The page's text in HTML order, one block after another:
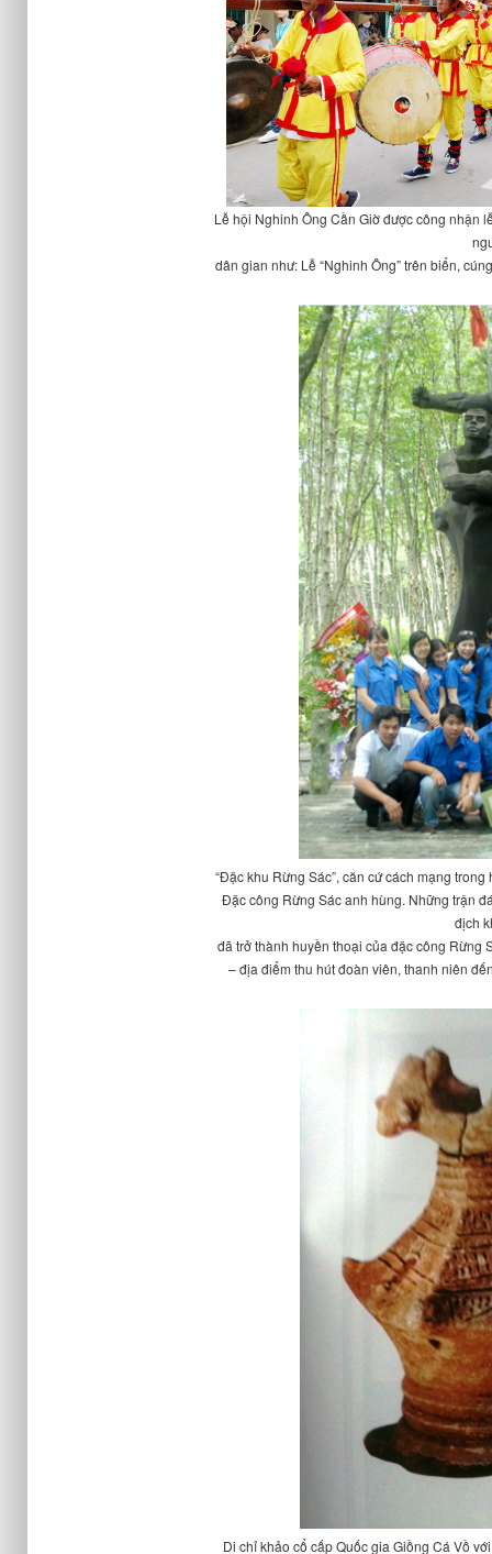
Lễ hội Nghinh Ông Cần Giờ được công nhận
dân gian như: Lễ “Nghinh Ông” trên biển,
“Đặc khu Rừng Sác”, căn cứ cách mạng
Đặc công Rừng Sác anh hùng. Những trận
địch
đã trở thành huyền thoại của đặc công Rừng
– địa điểm thu hút đoàn viên, thanh niên
Di chỉ khảo cổ cấp Quốc gia Giồng Cá Vồ